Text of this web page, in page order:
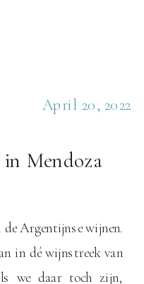
Mendoza
de Argentijnse wijnen.
in dé wijnstreek van
we daar toch zijn,
April 20, 2022